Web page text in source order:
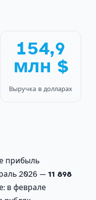
154,9
млн $
Выручка в долларах
прибыль
2026 —11 898
в феврале